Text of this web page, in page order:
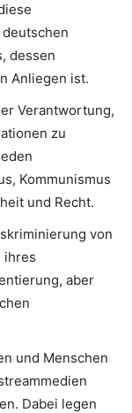
dessen
Anliegen ist.
Verantwortung,
zu
Kommunismus
und Recht.
von
ihres
aber
und Menschen
Dabei legen